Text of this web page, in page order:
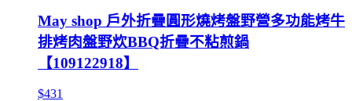
May shop 戶外折疊圓形燒烤盤野營多功能烤牛
排烤肉盤野炊BBQ折疊不粘煎鍋
【109122918】
$431